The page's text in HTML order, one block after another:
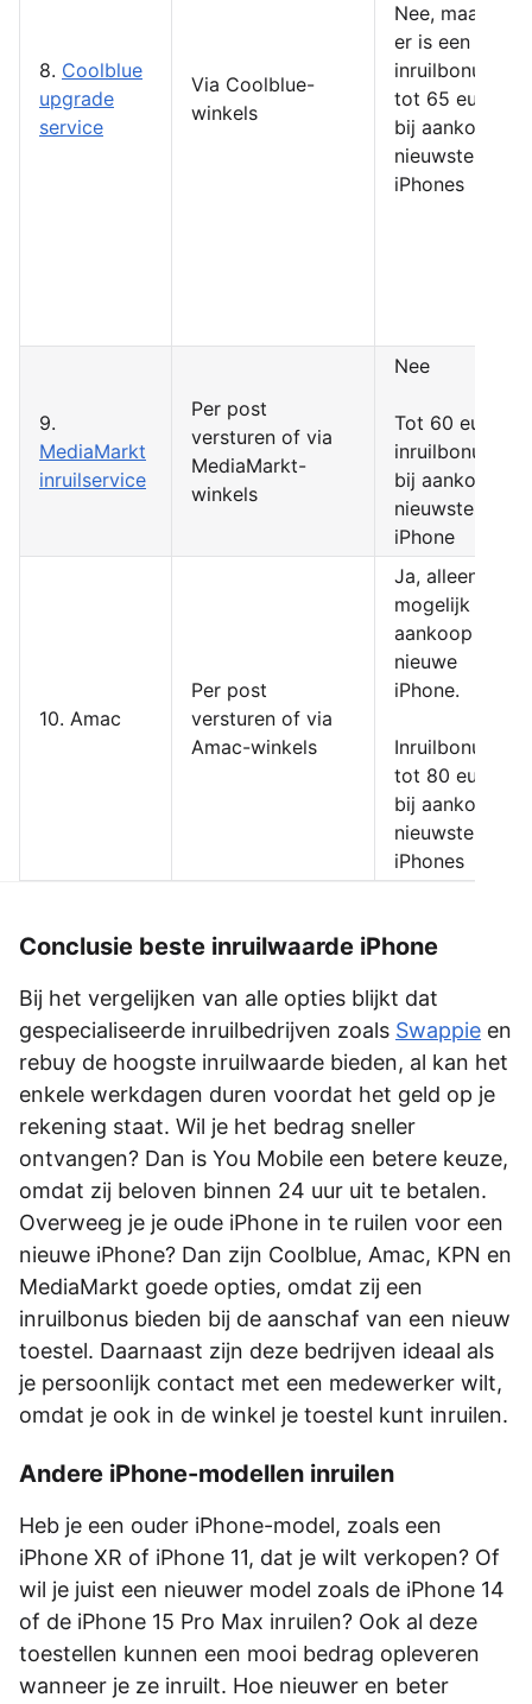
8. Coolblue
upgrade
service
Via Coolblue-
winkels
Nee, maar
er is een
inruilbonus
tot 65 euro
bij aankoop
nieuwste
iPhones
9.
MediaMarkt
inruilservice
Per post
versturen of via
MediaMarkt-
winkels
Nee
Tot 60 euro
inruilbonus
bij aankoop
nieuwste
iPhone
10. Amac
Per post
versturen of via
Amac-winkels
Ja, alleen
mogelijk bij
aankoop
nieuwe
iPhone.
Inruilbonus
tot 80 euro
bij aankoop
nieuwste
iPhones
Conclusie beste inruilwaarde iPhone
Bij het vergelijken van alle opties blijkt dat
gespecialiseerde inruilbedrijven zoals Swappie en
rebuy de hoogste inruilwaarde bieden, al kan het
enkele werkdagen duren voordat het geld op je
rekening staat. Wil je het bedrag sneller
ontvangen? Dan is You Mobile een betere keuze,
omdat zij beloven binnen 24 uur uit te betalen.
Overweeg je je oude iPhone in te ruilen voor een
nieuwe iPhone? Dan zijn Coolblue, Amac, KPN en
MediaMarkt goede opties, omdat zij een
inruilbonus bieden bij de aanschaf van een nieuw
toestel. Daarnaast zijn deze bedrijven ideaal als
je persoonlijk contact met een medewerker wilt,
omdat je ook in de winkel je toestel kunt inruilen.
Andere iPhone-modellen inruilen
Heb je een ouder iPhone-model, zoals een
iPhone XR of iPhone 11, dat je wilt verkopen? Of
wil je juist een nieuwer model zoals de iPhone 14
of de iPhone 15 Pro Max inruilen? Ook al deze
toestellen kunnen een mooi bedrag opleveren
wanneer je ze inruilt. Hoe nieuwer en beter